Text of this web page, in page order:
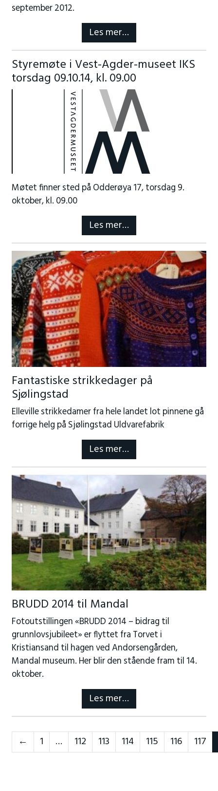
september 2012.
Les mer…
Styremøte i Vest-Agder-museet IKS
torsdag 09.10.14, kl. 09.00
Møtet finner sted på Odderøya 17, torsdag 9.
oktober, kl. 09.00
Les mer…
Fantastiske strikkedager på
Sjølingstad
Elleville strikkedamer fra hele landet lot pinnene gå
forrige helg på Sjølingstad Uldvarefabrik
Les mer…
BRUDD 2014 til Mandal
Fotoutstillingen «BRUDD 2014 – bidrag til
grunnlovsjubileet» er flyttet fra Torvet i
Kristiansand til hagen ved Andorsengården,
Mandal museum. Her blir den stående fram til 14.
oktober.
Les mer…
← Neste
1 … 112 113 114 115 116 117